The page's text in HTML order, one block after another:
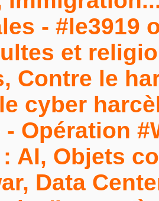
- #le3919
et
Contre le
cyber
- Opération
AI, Objets
Data